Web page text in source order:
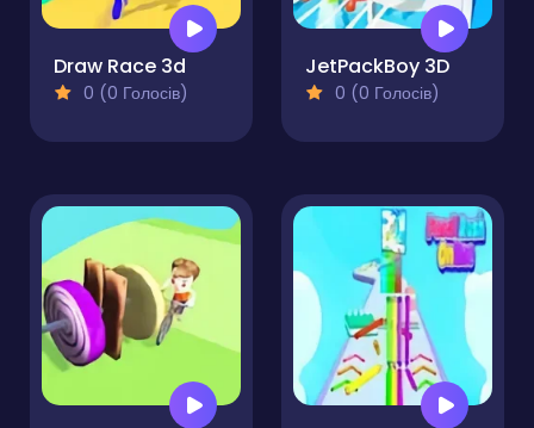
Draw Race 3d
0 (0 Голосів)
JetPackBoy 3D
0 (0 Голосів)